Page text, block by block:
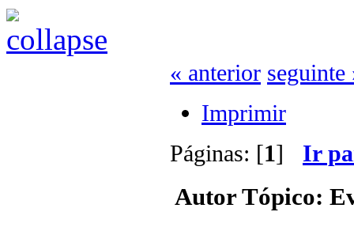
« anterior seguinte
Imprimir
Páginas: [1] Ir
AutorTópico: